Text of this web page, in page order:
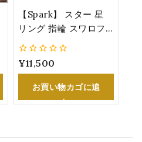
【Spark】 スター 星
リング 指輪 スワロフ
スキー®・クリスタル
ス 誕生日 プレゼント
クリスタル/ジェット
P4745CJ
0
5
¥11,500
お買い物カゴに追
加